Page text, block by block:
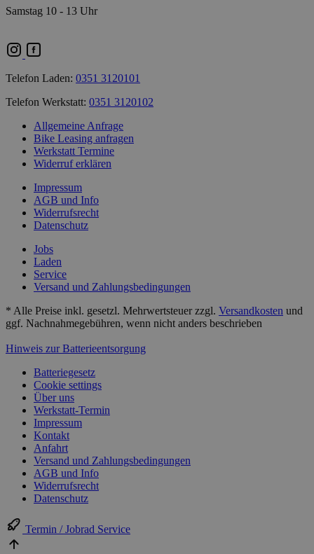
Samstag 10 - 13 Uhr
Telefon Laden: 0351 3120101
Telefon Werkstatt: 0351 3120102
Allgemeine Anfrage
Bike Leasing anfragen
Werkstatt Termine
Widerruf erklären
Impressum
AGB und Info
Widerrufsrecht
Datenschutz
Jobs
Laden
Service
Versand und Zahlungsbedingungen
* Alle Preise inkl. gesetzl. Mehrwertsteuer zzgl. Versandkosten und
ggf. Nachnahmegebühren, wenn nicht anders beschrieben
Hinweis zur Batterieentsorgung
Batteriegesetz
Cookie settings
Über uns
Werkstatt-Termin
Impressum
Kontakt
Anfahrt
Versand und Zahlungsbedingungen
AGB und Info
Widerrufsrecht
Datenschutz
Termin / Jobrad Service